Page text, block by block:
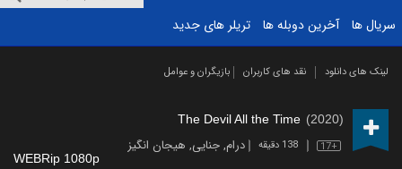
سریال ها
آخرین دوبله ها تریلر های جدید
لینک های دانلود نقد های کاربران بازیگران و عوامل
The Devil All the Time (2020)
17+ 138 دقیقه درام,جنایی, هیجان انگیز
WEBRip 1080p